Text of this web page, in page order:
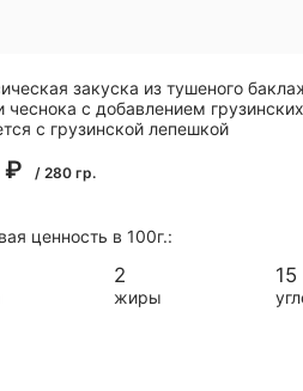
закуска из тушеного
чеснока с добавлением
с грузинской лепешкой
₽ / 280 гр.
ценность в 100г.:
2
жиры
15